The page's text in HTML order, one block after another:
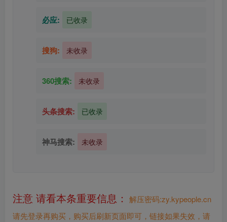
必应: 已收录
搜狗: 未收录
360搜索: 未收录
头条搜索: 已收录
神马搜索: 未收录
注意 请看本条重要信息：
解压密码:zy.kypeople.cn
请先登录再购买，购买后刷新页面即可，链接如果失效，请